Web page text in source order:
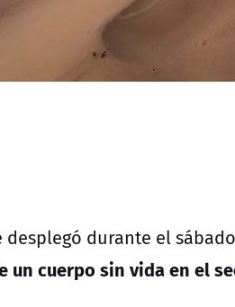
durante el
un cuerpo sin vida en el